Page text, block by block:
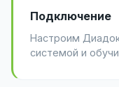
Подключение
Настроим
системой и